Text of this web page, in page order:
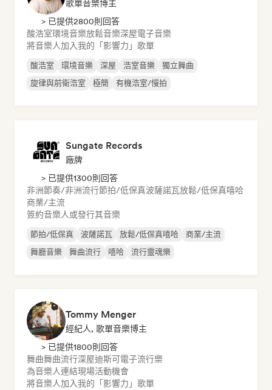
歌單音樂博主
> 已提供2800則回答
酸浩室環境音樂放鬆音樂深屋電子音樂
將音樂人加入我的「影響力」歌單
酸浩室 環境音樂 深屋 浩室音樂
獨立舞曲
旋律與前衛浩室
極簡 有機浩室/慢拍
Sungate Records
廠牌
> 已提供1300則回答
非洲節奏/非洲流行節拍/低保真波薩諾瓦放鬆/低保真嘻哈
商業/主流
簽約音樂人或發行其音樂
節拍/低保真 波薩諾瓦 放鬆/低保真嘻哈
商業/主流
舞廳音樂
舞曲流行 嘻哈 流行靈魂樂
Tommy Menger
經紀人, 歌單音樂博主
> 已提供1800則回答
舞曲舞曲流行深屋迪斯可電子流行樂
為音樂人連結現場活動機會
將音樂人加入我的「影響力」歌單